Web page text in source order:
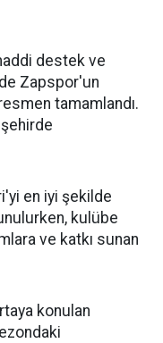
destek ve
Zapspor'un
tamamlandı.
en iyi şekilde
kulübe
ve katkı sunan
konulan